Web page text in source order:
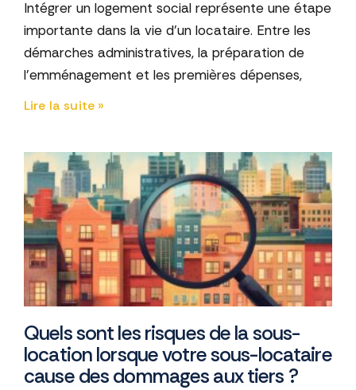
Intégrer un logement social représente une étape
importante dans la vie d’un locataire. Entre les
démarches administratives, la préparation de
l’emménagement et les premières dépenses,
Lire la suite »
Quels sont les risques de la sous-
location lorsque votre sous-locataire
cause des dommages aux tiers ?